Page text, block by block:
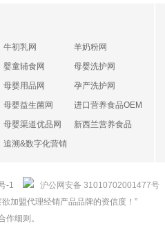
牛初乳网
羊奶粉网
婴童辅食网
母婴洗护网
母婴用品网
孕产洗护网
母婴益生菌网
进口营养食品OEM
母婴渠道优品网
新西兰营养食品
追溯&数字化营销
-1
沪公网安备 31010702001477号
加盟代理经销产品品牌的资信度！”
细则。